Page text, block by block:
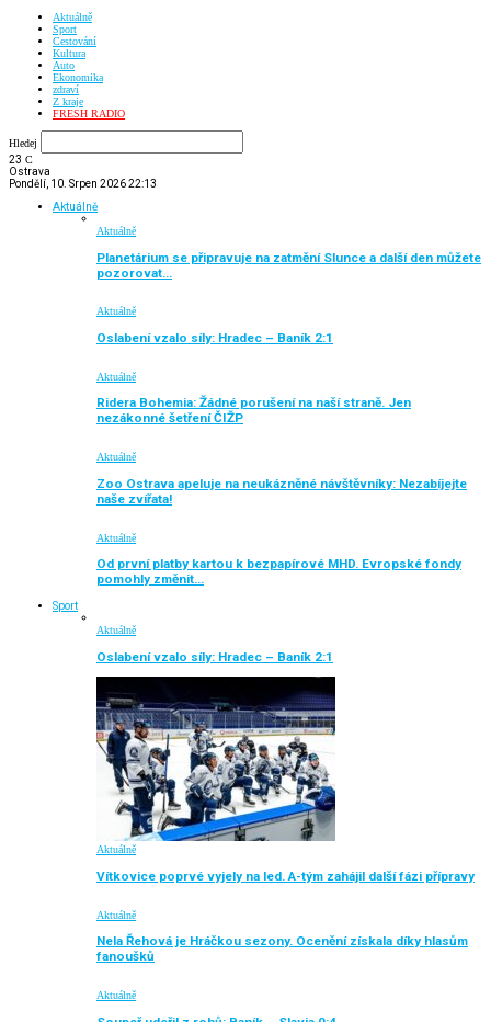
Aktuálně
Sport
Cestování
Kultura
Auto
Ekonomika
zdraví
Z kraje
FRESH RADIO
Hledej
23 C
Ostrava
Pondělí, 10. Srpen 2026 22:13
Aktuálně
Aktuálně
Planetárium se připravuje na zatmění Slunce a další den můžete
pozorovat…
Aktuálně
Oslabení vzalo síly: Hradec – Baník 2:1
Aktuálně
Ridera Bohemia: Žádné porušení na naší straně. Jen
nezákonné šetření ČIŽP
Aktuálně
Zoo Ostrava apeluje na neukázněné návštěvníky: Nezabíjejte
naše zvířata!
Aktuálně
Od první platby kartou k bezpapírové MHD. Evropské fondy
pomohly změnit…
Sport
Aktuálně
Oslabení vzalo síly: Hradec – Baník 2:1
Aktuálně
Vítkovice poprvé vyjely na led. A-tým zahájil další fázi přípravy
Aktuálně
Nela Řehová je Hráčkou sezony. Ocenění získala díky hlasům
fanoušků
Aktuálně